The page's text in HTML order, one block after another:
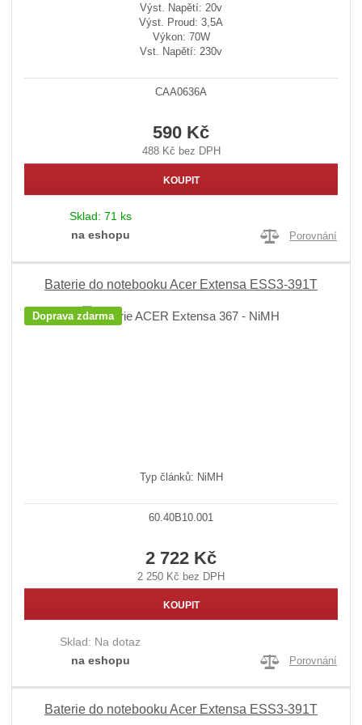
Výst. Napětí: 20v
Výst. Proud: 3,5A
Výkon: 70W
Vst. Napětí: 230v
CAA0636A
590 Kč
488 Kč bez DPH
KOUPIT
Sklad: 71 ks
na eshopu
Porovnání
Baterie do notebooku Acer Extensa ESS3-391T
Doprava zdarma
Typ článků: NiMH
60.40B10.001
2 722 Kč
2 250 Kč bez DPH
KOUPIT
Sklad: Na dotaz
na eshopu
Porovnání
Baterie do notebooku Acer Extensa ESS3-391T